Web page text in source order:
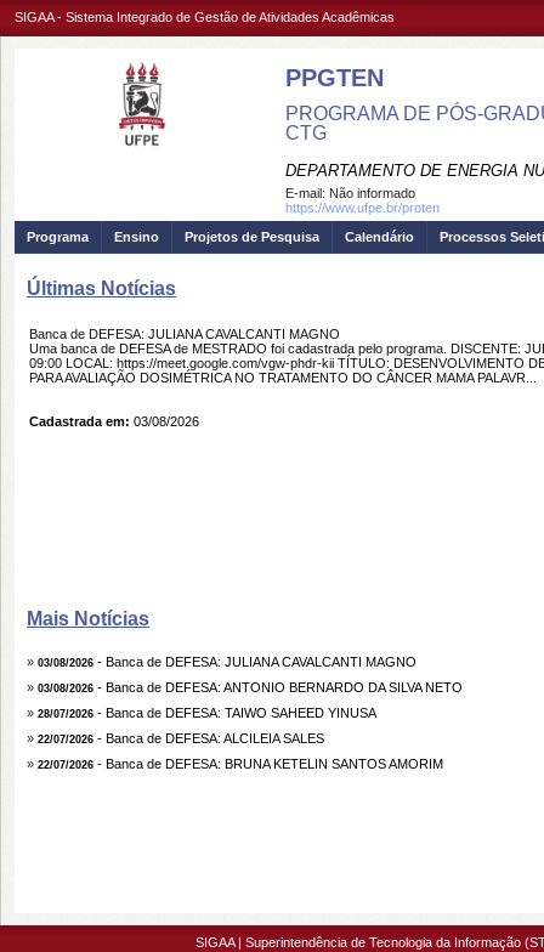
SIGAA - Sistema Integrado de Gestão de Atividades Acadêmicas
PPGTEN
PROGRAMA DE PÓS-
CTG
DEPARTAMENTO DE ENERGIA
E-mail: Não informado
https://www.ufpe.br/proten
Programa
Ensino Projetos de Pesquisa Calendário Processos
Últimas Notícias
Banca de DEFESA: JULIANA CAVALCANTI MAGNO
Uma banca de DEFESA de MESTRADO foi cadastrada pelo programa. DISCENTE:
09:00 LOCAL: https://meet.google.com/vgw-phdr-kii TÍTULO: DESENVOLVIMENTO
PARA AVALIAÇÃO DOSIMÉTRICA NO TRATAMENTO DO CÂNCER MAMA PALAVR...
Cadastrada em: 03/08/2026
Mais Notícias
» 03/08/2026 - Banca de DEFESA: JULIANA CAVALCANTI MAGNO
» 03/08/2026 - Banca de DEFESA: ANTONIO BERNARDO DA SILVA NETO
» 28/07/2026 - Banca de DEFESA: TAIWO SAHEED YINUSA
» 22/07/2026 - Banca de DEFESA: ALCILEIA SALES
» 22/07/2026 - Banca de DEFESA: BRUNA KETELIN SANTOS AMORIM
SIGAA | Superintendência de Tecnologia da Informação